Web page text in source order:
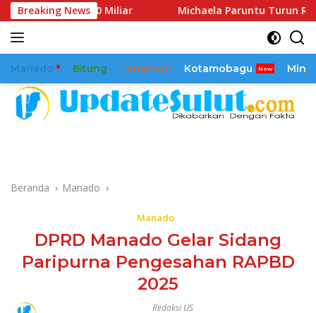
Langsung
ke
konten
Breaking News
BSG 30 Miliar Michaela Paruntu Turun Reses,
Manado Bitung Tomohon Kotamobagu
Beranda Manado
Manado
DPRD Manado Gelar Sidang
Paripurna Pengesahan RAPBD
2025
Redaksi US